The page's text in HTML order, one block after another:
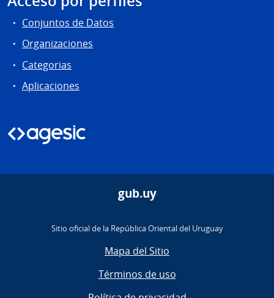
Conjuntos de Datos
Organizaciones
Categorias
Aplicaciones
gub.uy
Sitio oficial de la República Oriental del Uruguay
Mapa del Sitio
Términos de uso